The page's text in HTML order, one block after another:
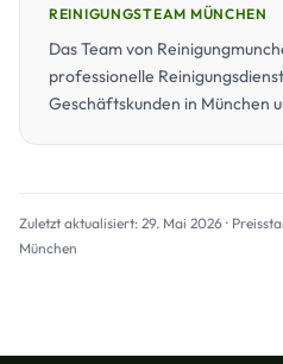
REINIGUNGSTEAM MÜNCHEN
Das Team von
professionelle
Geschäftskunden in München
Zuletzt aktualisiert: 29. Mai 2026 ·
München